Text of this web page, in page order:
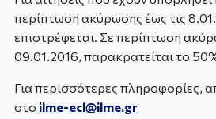
περίπτωση ακύρωσης έως τις
επιστρέφεται. Σε περίπτωση
09.01.2016, παρακρατείται το
Για περισσότερες πληροφορίες,
στο ilme-ecl@ilme.gr